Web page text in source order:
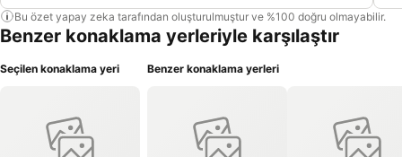
Bu özet yapay zeka tarafından oluşturulmuştur ve %100 doğru olmayabilir.
Benzer konaklama yerleriyle karşılaştır
Seçilen konaklama yeri Benzer konaklama yerleri